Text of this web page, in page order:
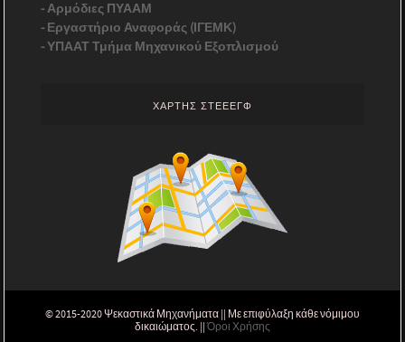
-Αρμόδιες ΠΥΑΑΜ
-Εργαστήριο Αναφοράς (ΙΓΕΜΚ)
-ΥΠΑΑΤ Τμήμα Μηχανικού Εξοπλισμού
ΧΑΡΤΗΣ ΣΤΕΕΕΓΦ
© 2015-2020 Ψεκαστικά Μηχανήματα || Με επιφύλαξη κάθε νόμιμου
δικαιώματος. ||Όροι Χρήσης